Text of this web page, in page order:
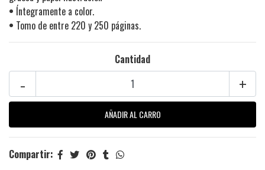
• Íntegramente a color.
• Tomo de entre 220 y 250 páginas.
Cantidad
+
-
Compartir: